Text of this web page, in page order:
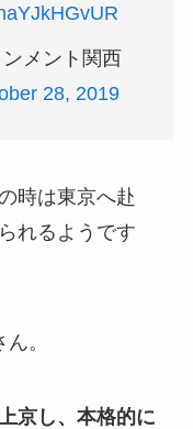
メント関西
28, 2019
時は東京へ赴
れるようです
。
京し、本格的に